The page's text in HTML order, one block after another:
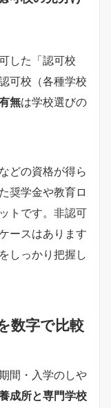
した「認可校
可校（各種学校
無は学校選びの
どの資格が得ら
奨学金や教育ロ
トです。非認可
ースはあります
しっかり把握し
数字で比較
間・入学のしや
成所と専門学校